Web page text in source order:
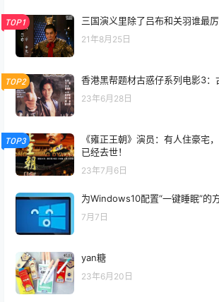
TOP1 三国演义里除了吕布和关羽谁最
21年8月25日
TOP2 香港黑帮题材古惑仔系列电影3：
23年6月28日
TOP3
《雍正王朝》演员：有人住豪宅
已经去世！
23年7月6日
为Windows10配置“一键睡眠”的
7月7日
yan糖
23年6月20日